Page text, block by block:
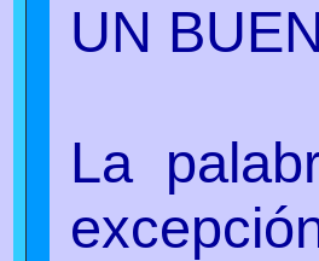
UN
La